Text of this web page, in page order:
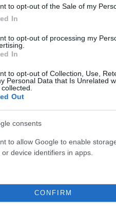
to opt-out of the Sale of my
In
to opt-out of processing my
In
to opt-out of Collection, Use,
Personal Data that Is Unrelated
Out
consents
to allow Google to enable
or device identifiers in apps.
CONFIRM